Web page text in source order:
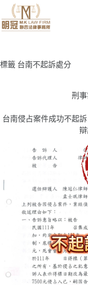
標籤 台南不起訴處分
刑事
台南侵占案件成功不起
辯